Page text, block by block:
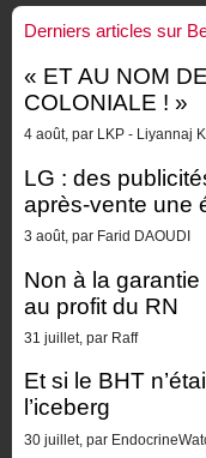
Derniers articles sur
« ET AU NOM
COLONIALE ! »
4 août, par LKP - Liyannaj
LG : des
après-vente une
3 août, par Farid DAOUDI
Non à la garantie
au profit du RN
31 juillet, par Raff
Et si le BHT
l’iceberg
30 juillet, par